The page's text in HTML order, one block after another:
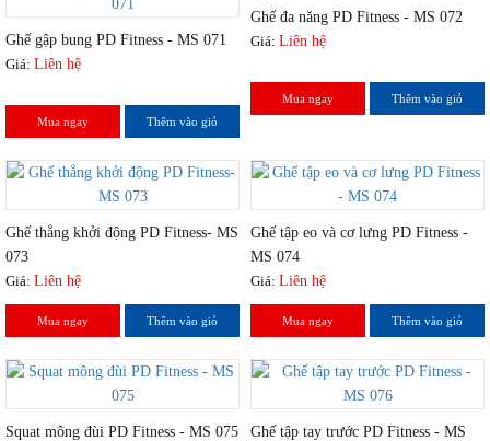
Ghế gập bung PD Fitness - MS 071
Giá: Liên hệ
Mua ngay Thêm vào giỏ
Ghế đa năng PD Fitness - MS 072
Giá: Liên hệ
Mua ngay Thêm vào giỏ
Ghế thẳng khởi động PD Fitness- MS
073
Giá: Liên hệ
Mua ngay Thêm vào giỏ
Ghế tập eo và cơ lưng PD Fitness -
MS 074
Giá: Liên hệ
Mua ngay Thêm vào giỏ
Squat mông đùi PD Fitness - MS 075 Ghế tập tay trước PD Fitness - MS